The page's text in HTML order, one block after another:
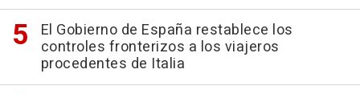
El Gobierno de España restablece los
controles fronterizos a los viajeros
procedentes de Italia